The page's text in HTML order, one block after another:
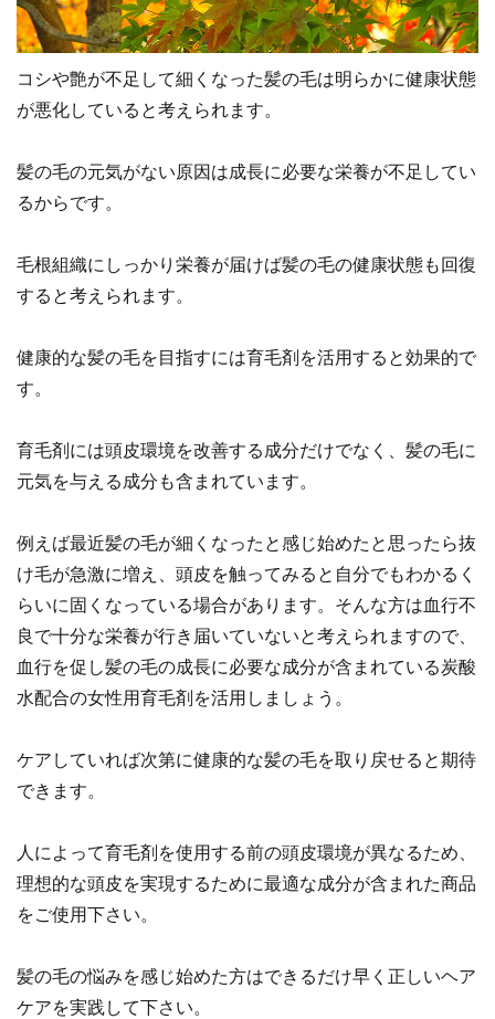
コシや艶が不足して細くなった髪の毛は明らかに健康状態
が悪化していると考えられます。
髪の毛の元気がない原因は成長に必要な栄養が不足してい
るからです。
毛根組織にしっかり栄養が届けば髪の毛の健康状態も回復
すると考えられます。
健康的な髪の毛を目指すには育毛剤を活用すると効果的で
す。
育毛剤には頭皮環境を改善する成分だけでなく、髪の毛に
元気を与える成分も含まれています。
例えば最近髪の毛が細くなったと感じ始めたと思ったら抜
け毛が急激に増え、頭皮を触ってみると自分でもわかるく
らいに固くなっている場合があります。そんな方は血行不
良で十分な栄養が行き届いていないと考えられますので、
血行を促し髪の毛の成長に必要な成分が含まれている炭酸
水配合の女性用育毛剤を活用しましょう。
ケアしていれば次第に健康的な髪の毛を取り戻せると期待
できます。
人によって育毛剤を使用する前の頭皮環境が異なるため、
理想的な頭皮を実現するために最適な成分が含まれた商品
をご使用下さい。
髪の毛の悩みを感じ始めた方はできるだけ早く正しいヘア
ケアを実践して下さい。